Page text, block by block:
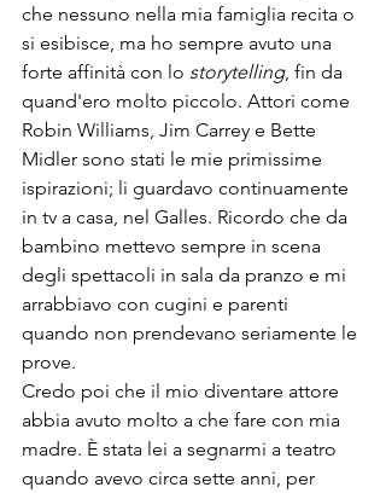
che nessuno nella mia famiglia recita o
si esibisce, ma ho sempre avuto una
forte affinità con lo storytelling, fin da
quand'ero molto piccolo. Attori come
Robin Williams, Jim Carrey e Bette
Midler sono stati le mie primissime
ispirazioni; li guardavo continuamente
in tv a casa, nel Galles. Ricordo che da
bambino mettevo sempre in scena
degli spettacoli in sala da pranzo e mi
arrabbiavo con cugini e parenti
quando non prendevano seriamente le
prove.
Credo poi che il mio diventare attore
abbia avuto molto a che fare con mia
madre. È stata lei a segnarmi a teatro
quando avevo circa sette anni, per